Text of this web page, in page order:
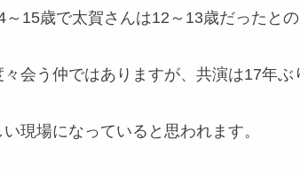
15歳で太賀さんは12～13歳だったとの
会う仲ではありますが、共演は17年ぶ
現場になっていると思われます。